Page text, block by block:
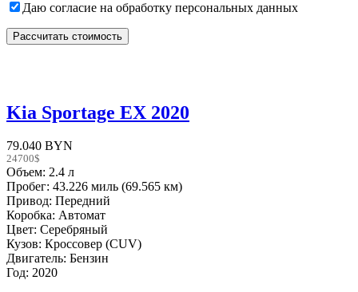
Даю согласие на обработку персональных данных
Kia Sportage EX 2020
79.040 BYN
24700$
Объем: 2.4 л
Пробег: 43.226 миль (69.565 км)
Привод: Передний
Коробка: Автомат
Цвет: Серебряный
Кузов: Кроссовер (CUV)
Двигатель: Бензин
Год: 2020